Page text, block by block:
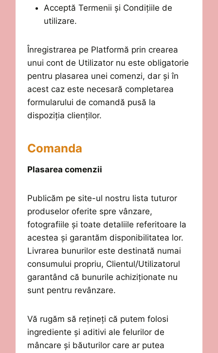
Acceptă Termenii și Condițiile de
utilizare.
Înregistrarea pe Platformă prin crearea
unui cont de Utilizator nu este obligatorie
pentru plasarea unei comenzi, dar și în
acest caz este necesară completarea
formularului de comandă pusă la
dispoziția clienților.
Comanda
Plasarea comenzii
Publicăm pe site-ul nostru lista tuturor
produselor oferite spre vânzare,
fotografiile și toate detaliile referitoare la
acestea și garantăm disponibilitatea lor.
Livrarea bunurilor este destinată numai
consumului propriu, Clientul/Utilizatorul
garantând că bunurile achiziționate nu
sunt pentru revânzare.
Vă rugăm să rețineți că putem folosi
ingrediente și aditivi ale felurilor de
mâncare și băuturilor care ar putea